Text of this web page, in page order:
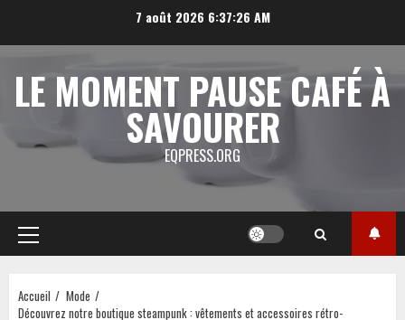
7 août 2026 6:37:27 AM
LE MOMENT PAUSE CAFÉ À
SAVOURER
EQPRESS.ORG
Menu
principal
Accueil
Mode
Découvrez notre boutique steampunk : vêtements et accessoires rétro-